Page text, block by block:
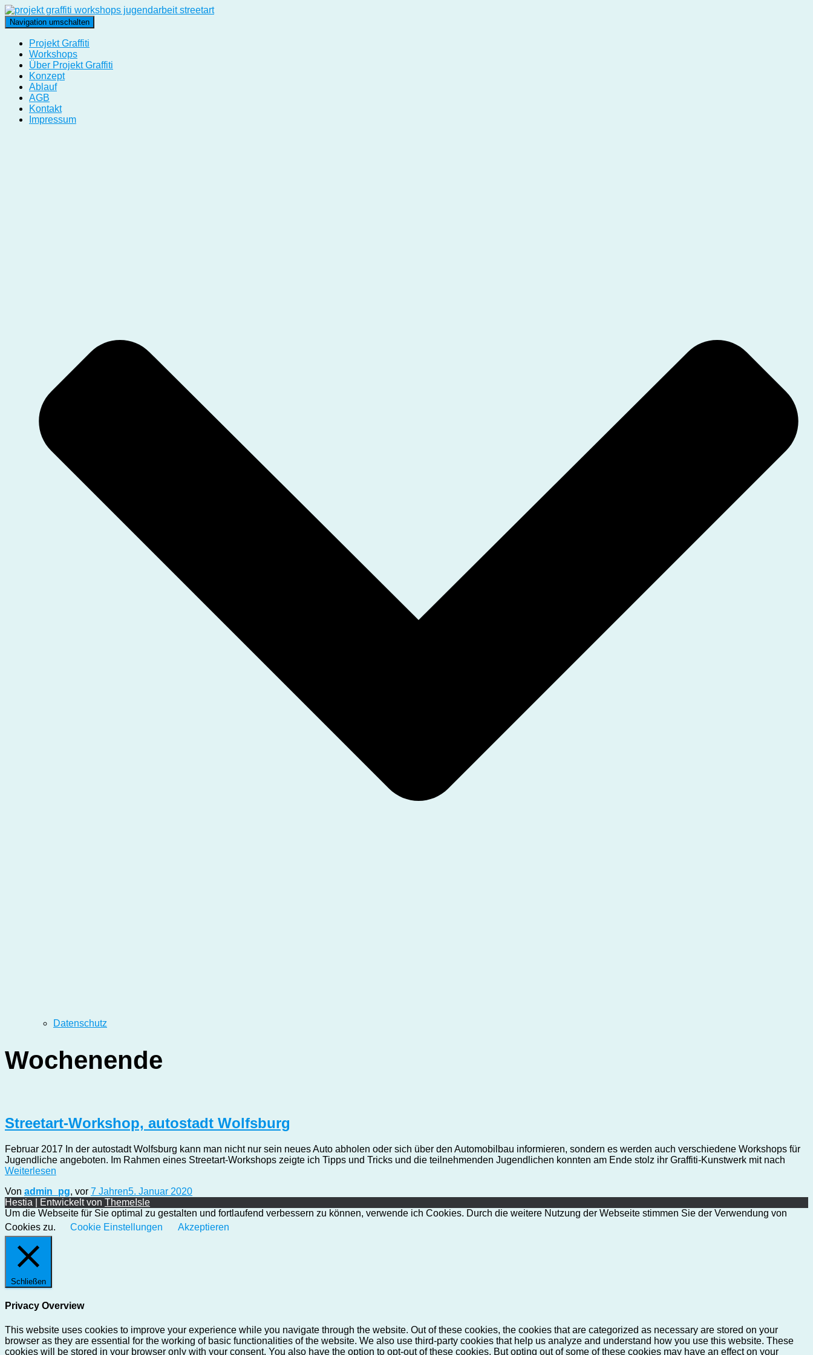
Navigation umschalten
Projekt Graffiti
Workshops
Über Projekt Graffiti
Konzept
Ablauf
AGB
Kontakt
Impressum
Datenschutz
Wochenende
Streetart-Workshop, autostadt Wolfsburg
Februar 2017 In der autostadt Wolfsburg kann man nicht nur sein neues Auto abholen oder sich über den Automobilbau informieren, sondern es werden auch verschiedene Workshops für
Jugendliche angeboten. Im Rahmen eines Streetart-Workshops zeigte ich Tipps und Tricks und die teilnehmenden Jugendlichen konnten am Ende stolz ihr Graffiti-Kunstwerk mit nach
Weiterlesen
Von admin_pg, vor 7 Jahren5. Januar 2020
Hestia | Entwickelt von ThemeIsle
Um die Webseite für Sie optimal zu gestalten und fortlaufend verbessern zu können, verwende ich Cookies. Durch die weitere Nutzung der Webseite stimmen Sie der Verwendung von
Cookies zu.
Cookie Einstellungen Akzeptieren
Schließen
Privacy Overview
This website uses cookies to improve your experience while you navigate through the website. Out of these cookies, the cookies that are categorized as necessary are stored on your
browser as they are essential for the working of basic functionalities of the website. We also use third-party cookies that help us analyze and understand how you use this website. These
cookies will be stored in your browser only with your consent. You also have the option to opt-out of these cookies. But opting out of some of these cookies may have an effect on your